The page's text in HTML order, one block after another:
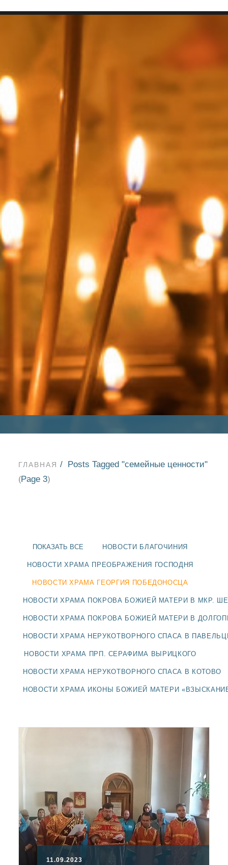
SEARCH
НОВОСТИ
БЛАГОЧИНИЯ
ДОЛГОПРУДНЕНСКОЕ
ЕПАРХИИ
ГЛАВНАЯ Posts Tagged "семейные ценности"
(Page 3)
ПОКАЗАТЬ ВСЕ НОВОСТИ БЛАГОЧИНИЯ
НОВОСТИ ХРАМА ПРЕОБРАЖЕНИЯ ГОСПОДНЯ
НОВОСТИ ХРАМА ГЕОРГИЯ ПОБЕДОНОСЦА
НОВОСТИ ХРАМА ПОКРОВА БОЖИЕЙ МАТЕРИ В МКР.
НОВОСТИ ХРАМА ПОКРОВА БОЖИЕЙ МАТЕРИ В
НОВОСТИ ХРАМА НЕРУКОТВОРНОГО СПАСА В
НОВОСТИ ХРАМА ПРП. СЕРАФИМА ВЫРИЦКОГО
НОВОСТИ ХРАМА НЕРУКОТВОРНОГО СПАСА В КОТОВО
НОВОСТИ ХРАМА ИКОНЫ БОЖИЕЙ МАТЕРИ
11.09.2023